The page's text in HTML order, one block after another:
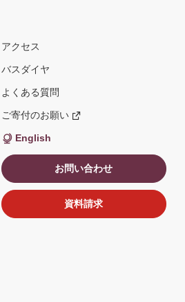
アクセス
バスダイヤ
よくある質問
ご寄付のお願い
新
ィ
ン
ド
ウ
で
開
く
English
お問い合わせ
資料請求